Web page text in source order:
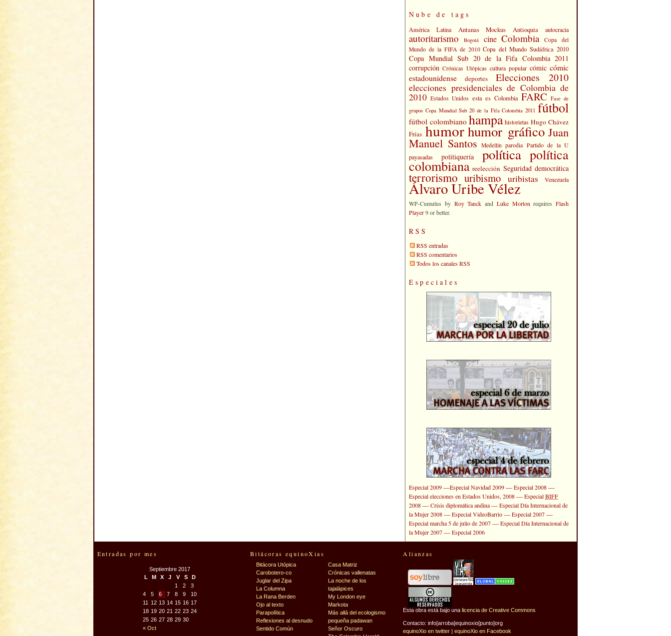
Nube de tags
América Latina Antanas Mockus Antioquia autocracia
autoritarismo Bogotá cine Colombia
Copa del
Mundo de la FIFA de 2010 Copa del Mundo Sudáfrica 2010
Copa Mundial Sub 20 de la Fifa Colombia 2011
corrupción Crónicas Utópicas cultura popular cómic cómic
estadounidense
deportes Elecciones 2010
elecciones presidenciales de Colombia de
2010 Estados Unidos esta es Colombia FARC Fase de
grupos Copa Mundial Sub 20 de la Fifa Colombia 2011 fútbol
fútbol colombiano hampa historietas Hugo Chávez
Frías humorhumor gráfico Juan
Manuel Santos Medellín parodia Partido de la U
payasadas
politiquería política política
colombiana reelección Seguridad democrática
terrorismo uribismo uribistas Venezuela
Álvaro Uribe Vélez
WP-Cumulus by Roy Tanck and Luke Morton requires Flash
Player9 or better.
RSS
RSS entradas
RSS comentarios
Todos los canales RSS
Especiales
Especial 2009—Especial Navidad 2009—Especial 2008—
Especial elecciones en Estados Unidos, 2008—EspecialBIFF
2008—Crisis diplomática andina—Especial Día Internacional de
la Mujer 2008—Especial VideoBarrio—Especial 2007—
Especial marcha 5 de julio de 2007—Especial Día Internacional de
la Mujer 2007—Especial 2006
Entradas por mes
Septiembre 2017
L
M X J V S D
« Oct
1 2
3
4
5 6 7 8 9
10
11
12 13 14 15 16 17
18 19 20 21 22 23 24
25 26 27 28 29 30
Bitácoras equinoXias
Bitácora Utópica
Carobotero-co
Juglar del Zipa
La Columna
La Rana Berden
Ojo al texto
Parapolítica
Reflexiones al desnudo
Sentido Común
Casa Matriz
Crónicas vallenatas
La noche de los
tajalápices
My London eye
Markota
Más allá del ecologismo
pequeña padawan
Señor Oscuro
Alianzas
Esta obra está bajo una licencia de Creative Commons
Contacto: info[arroba]equinoxio[punto]org
equinoXio en twitter |equinoXio en Facebook